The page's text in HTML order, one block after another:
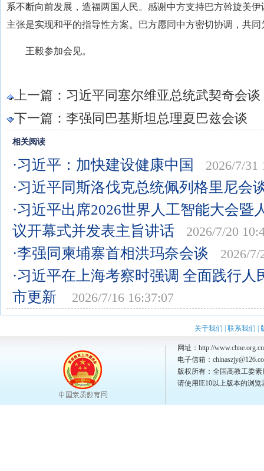
系不断向前发展，造福两国人民。感谢中方支持巴方斡旋美
主张是实现和平的指导性方案。巴方愿同中方密切协调，共
王毅参加会见。
上一篇： 习近平同塞尔维亚总统武契奇会谈
下一篇： 李强同巴基斯坦总理夏巴兹会谈
相关阅读
·习近平：加快建设健康中国 2026/7/31
·习近平同斯洛伐克总统佩列格里尼会
·习近平出席2026世界人工智能大会暨
议开幕式并发表主旨讲话
2026/7/20
·李强同柬埔寨首相洪玛奈会谈 2026/7/
·习近平在上海考察时强调 全面践行
市更新
2026/7/16 16:37:07
关于我们 联系我们
网址：http://www.chne.org.cn
电子信箱：
版权所有：全国高教工委
请使用IE10以上版本的浏